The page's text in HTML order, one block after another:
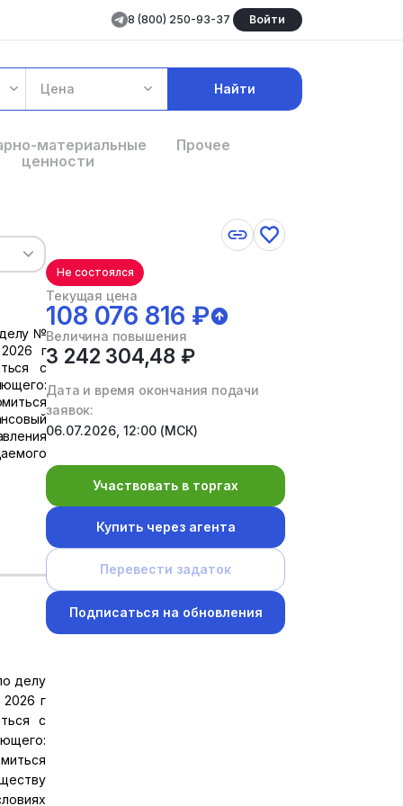
8 (800) 250-93-37 Войти
Цена Найти
материальные
ценности
Прочее
делу №
г
с
делу
г
с
Не состоялся
Текущая цена
108 076 816 ₽
Величина повышения
3 242 304,48 ₽
Дата и время окончания подачи
заявок:
06.07.2026, 12:00 (МСК)
Участвовать в торгах
Купить через агента
Перевести задаток
Подписаться на обновления